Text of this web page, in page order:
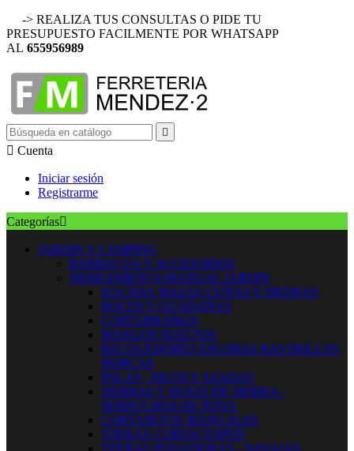
-> REALIZA TUS CONSULTAS O PIDE TU
PRESUPUESTO FACILMENTE POR WHATSAPP
AL 655956989

 Cuenta
Iniciar sesión
Registrarme
Categorías
JARDIN Y CAMPING
BARBACOA Y ACCESORIOS
HERRAMIENTA MANUAL JARDIN
HACHAS MAZAS CUÑAS Y PIEDRAS
HOCES Y GUADAÑAS
CORTARRAMAS
MANGOS SUELTOS
RECOGEDORES ESCOBAS RASTRILLOS
HORCAS
PALAS - PICOS Y AZADAS
SIERRAS Y HOJAS DE SIERRA -
SERRUCHOS DE PODA
CORTASETOS MANUALES
TIJERAS CORTACESPED
TIJERAS PODADORAS - NAVAJAS